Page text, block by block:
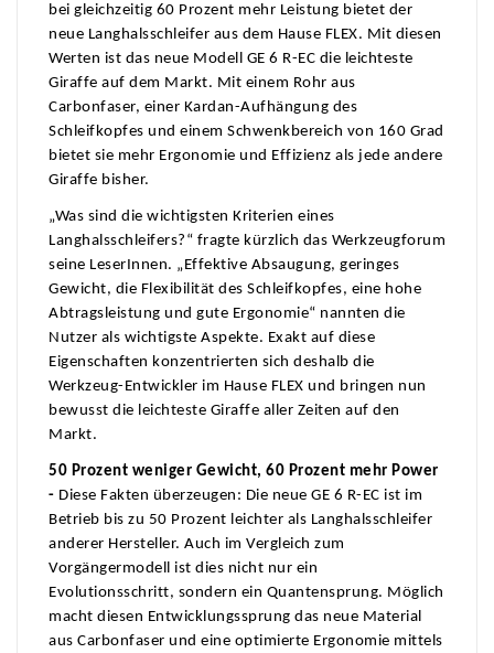
bei gleichzeitig 60 Prozent mehr Leistung bietet der
neue Langhalsschleifer aus dem Hause FLEX. Mit diesen
Werten ist das neue Modell GE 6 R-EC die leichteste
Giraffe auf dem Markt. Mit einem Rohr aus
Carbonfaser, einer Kardan-Aufhängung des
Schleifkopfes und einem Schwenkbereich von 160 Grad
bietet sie mehr Ergonomie und Effizienz als jede andere
Giraffe bisher.
„Was sind die wichtigsten Kriterien eines
Langhalsschleifers?“ fragte kürzlich das Werkzeugforum
seine LeserInnen. „Effektive Absaugung, geringes
Gewicht, die Flexibilität des Schleifkopfes, eine hohe
Abtragsleistung und gute Ergonomie“ nannten die
Nutzer als wichtigste Aspekte. Exakt auf diese
Eigenschaften konzentrierten sich deshalb die
Werkzeug-Entwickler im Hause FLEX und bringen nun
bewusst die leichteste Giraffe aller Zeiten auf den
Markt.
50 Prozent weniger Gewicht, 60 Prozent mehr Power
- Diese Fakten überzeugen: Die neue GE 6 R-EC ist im
Betrieb bis zu 50 Prozent leichter als Langhalsschleifer
anderer Hersteller. Auch im Vergleich zum
Vorgängermodell ist dies nicht nur ein
Evolutionsschritt, sondern ein Quantensprung. Möglich
macht diesen Entwicklungssprung das neue Material
aus Carbonfaser und eine optimierte Ergonomie mittels